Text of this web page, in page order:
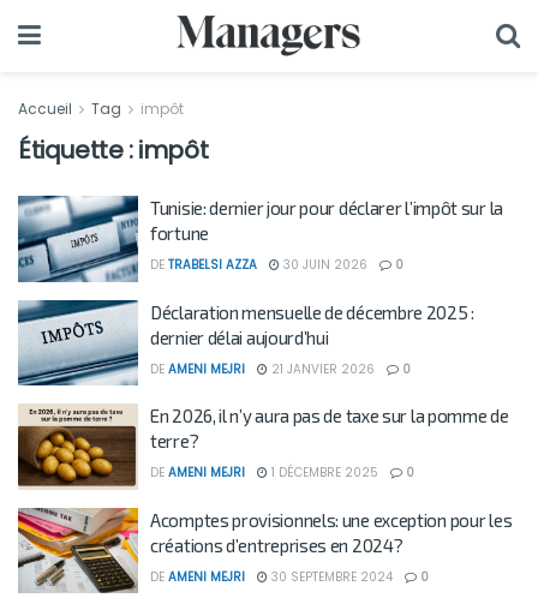
Accueil Tag impôt
Étiquette :impôt
Tunisie: dernier jour pour déclarer l’impôt sur la
fortune
DE TRABELSI AZZA 30 JUIN 2026 0
Déclaration mensuelle de décembre 2025 :
dernier délai aujourd’hui
DE AMENI MEJRI 21 JANVIER 2026 0
En 2026, il n’y aura pas de taxe sur la pomme de
terre?
DE AMENI MEJRI 1 DÉCEMBRE 2025 0
Acomptes provisionnels: une exception pour les
créations d’entreprises en 2024?
DE AMENI MEJRI 30 SEPTEMBRE 2024 0